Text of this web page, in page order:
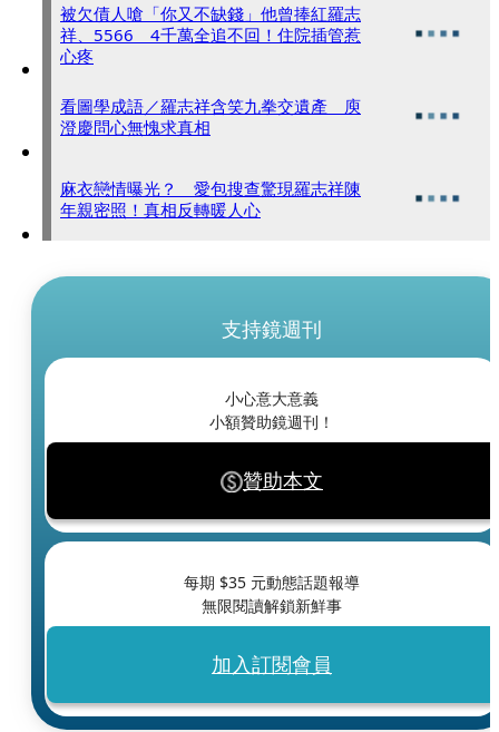
被欠債人嗆「你又不缺錢」他曾捧紅羅志
祥、5566 4千萬全追不回！住院插管惹
心疼
看圖學成語／羅志祥含笑九拳交遺產 庾
澄慶問心無愧求真相
麻衣戀情曝光？ 愛包搜查驚現羅志祥陳
年親密照！真相反轉暖人心
支持鏡週刊
小心意大意義
小額贊助鏡週刊！
贊助本文
每期 $35 元動態話題報導
無限閱讀解鎖新鮮事
加入訂閱會員